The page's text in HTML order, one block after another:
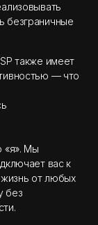
безграничные
также имеет
— что
«я». Мы
вас к
от любых
без